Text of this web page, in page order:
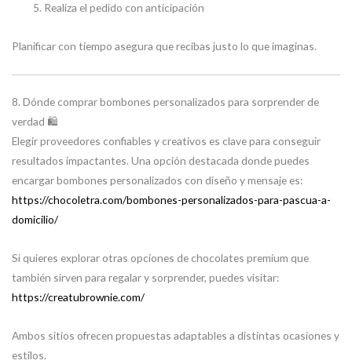
Realiza el pedido con anticipación
Planificar con tiempo asegura que recibas justo lo que imaginas.
8. Dónde comprar bombones personalizados para sorprender de
verdad 🛍️
Elegir proveedores confiables y creativos es clave para conseguir
resultados impactantes. Una opción destacada donde puedes
encargar bombones personalizados con diseño y mensaje es:
https://chocoletra.com/bombones-personalizados-para-pascua-a-
domicilio/
Si quieres explorar otras opciones de chocolates premium que
también sirven para regalar y sorprender, puedes visitar:
https://creatubrownie.com/
Ambos sitios ofrecen propuestas adaptables a distintas ocasiones y
estilos.